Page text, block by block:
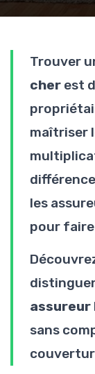
Trouver
cher est
maîtriser
les
pour
assureur
sans